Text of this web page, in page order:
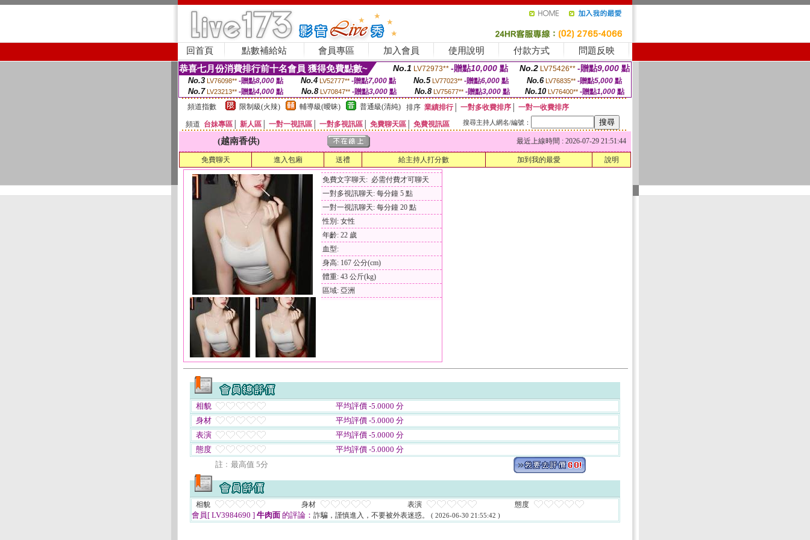
回首頁 點數補給站 會員專區 加入會員 使用說明 付款方式 問題反映
恭喜七月份消費排行前十名會員 獲得免費點數~ No.1 LV72973** -贈點10,000 點 No.2 LV75426** -贈點9,000 點
No.3 LV76098** -贈點8,000點 No.4 LV52777** -贈點7,000點 No.5 LV77023** -贈點6,000點 No.6 LV76835** -贈點5,000點
No.7 LV23213** -贈點4,000 點 No.8 LV70847** -贈點3,000 點 No.8 LV75677** -贈點3,000點 No.10 LV76400** -贈點1,000 點
頻道指數
限制級(火辣) 輔導級(曖昧) 普通級(清純) 排序 業績排行│ 一對多收費排序
一對一收費排序
頻道 台妹專區 新人區 一對一視訊區 一對多視訊區 免費聊天區 免費視訊區 搜尋主持人網名/編號：
(越南香供) 最近上線時間 : 2026-07-29 21:51:44
免費聊天 進入包廂 送禮 給主持人打分數 加到我的最愛 說明
免費文字聊天: 必需付費才可聊天
一對多視訊聊天: 每分鐘 5 點
一對一視訊聊天: 每分鐘 20 點
性別: 女性
年齡: 22 歲
血型:
身高: 167 公分(cm)
體重: 43 公斤(kg)
區域: 亞洲
相貌
平均評價 -5.0000 分
身材
平均評價 -5.0000 分
表演
平均評價 -5.0000 分
態度
平均評價 -5.0000 分
註﹕最高值 5分
相貌 身材 表演 態度
會員[ LV3984690 ] 牛肉面 的評論： 詐騙，謹慎進入，不要被外表迷惑。 ( 2026-06-30 21:55:42 )